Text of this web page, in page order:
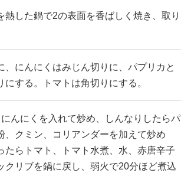
熱した鍋で2の表面を香ばしく焼き、取り
、にんにくはみじん切りに、パプリカと
にする。トマトは角切りにする。
んにくを入れて炒め、しんなりしたらパ
、クミン、コリアンダーを加えて炒め
たらトマト、トマト水煮、水、赤唐辛子
クリブを鍋に戻し、弱火で20分ほど煮込